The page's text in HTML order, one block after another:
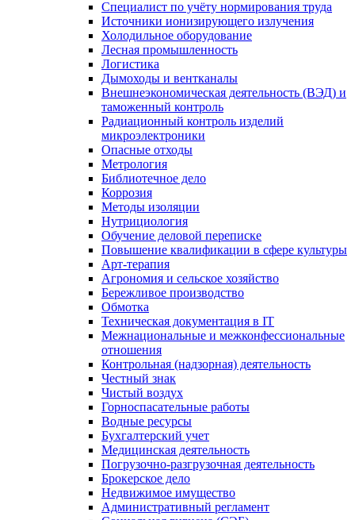
Специалист по учёту нормирования труда
Источники ионизирующего излучения
Холодильное оборудование
Лесная промышленность
Логистика
Дымоходы и вентканалы
Внешнеэкономическая деятельность (ВЭД) и
таможенный контроль
Радиационный контроль изделий
микроэлектроники
Опасные отходы
Метрология
Библиотечное дело
Коррозия
Методы изоляции
Нутрициология
Обучение деловой переписке
Повышение квалификации в сфере культуры
Арт-терапия
Агрономия и сельское хозяйство
Бережливое производство
Обмотка
Техническая документация в IT
Межнациональные и межконфессиональные
отношения
Контрольная (надзорная) деятельность
Честный знак
Чистый воздух
Горноспасательные работы
Водные ресурсы
Бухгалтерский учет
Медицинская деятельность
Погрузочно-разгрузочная деятельность
Брокерское дело
Недвижимое имущество
Административный регламент